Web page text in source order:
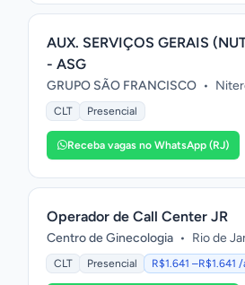
AUX. SERVIÇOS GERAIS
- ASG
GRUPO SÃO FRANCISCO •
CLT Presencial
Receba vagas no WhatsApp (RJ)
Operador de Call Center JR
Centro de Ginecologia • Rio de
CLT Presencial R$1.641 –R$1.641